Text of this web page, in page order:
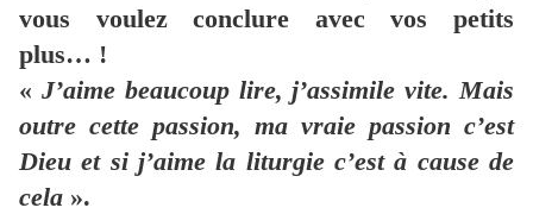
vous voulez conclure avec vos petits
plus… !
« J’aime beaucoup lire, j’assimile vite. Mais
outre cette passion, ma vraie passion c’est
Dieu et si j’aime la liturgie c’est à cause de
cela ».